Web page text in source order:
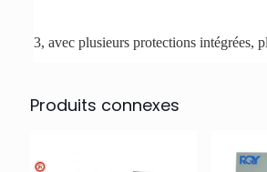
3, avec plusieurs protections intégrées,
Produits connexes